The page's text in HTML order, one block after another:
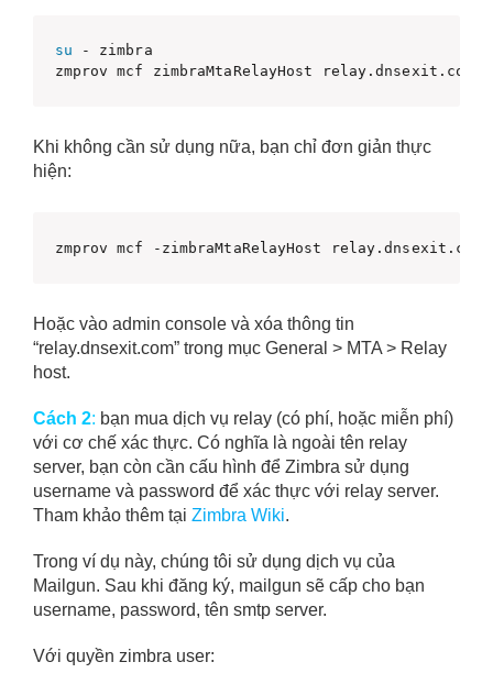
su - zimbra
zmprov mcf zimbraMtaRelayHost relay.dnsexit.com
Khi không cần sử dụng nữa, bạn chỉ đơn giản thực
hiện:
zmprov mcf -zimbraMtaRelayHost relay.dnsexit.com
Hoặc vào admin console và xóa thông tin
“relay.dnsexit.com” trong mục General > MTA > Relay
host.
Cách 2: bạn mua dịch vụ relay (có phí, hoặc miễn phí)
với cơ chế xác thực. Có nghĩa là ngoài tên relay
server, bạn còn cần cấu hình để Zimbra sử dụng
username và password để xác thực với relay server.
Tham khảo thêm tại Zimbra Wiki.
Trong ví dụ này, chúng tôi sử dụng dịch vụ của
Mailgun. Sau khi đăng ký, mailgun sẽ cấp cho bạn
username, password, tên smtp server.
Với quyền zimbra user: